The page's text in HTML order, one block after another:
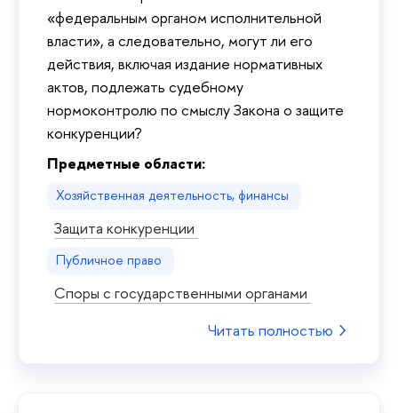
«федеральным органом исполнительной
власти», а следовательно, могут ли его
действия, включая издание нормативных
актов, подлежать судебному
нормоконтролю по смыслу Закона о защите
конкуренции?
Предметные области:
Хозяйственная деятельность, финансы
Защита конкуренции
Публичное право
Споры с государственными органами
Читать полностью